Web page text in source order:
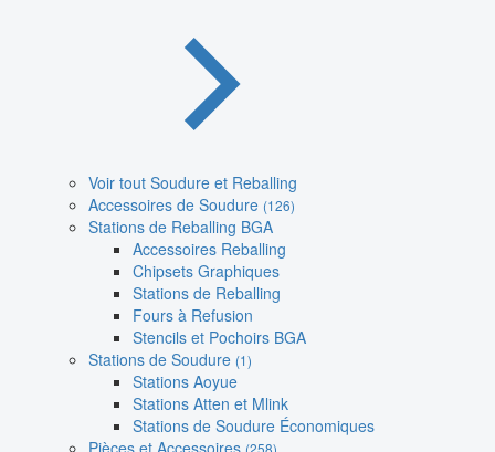
Voir tout Soudure et Reballing
Accessoires de Soudure (126)
Stations de Reballing BGA
Accessoires Reballing
Chipsets Graphiques
Stations de Reballing
Fours à Refusion
Stencils et Pochoirs BGA
Stations de Soudure (1)
Stations Aoyue
Stations Atten et Mlink
Stations de Soudure Économiques
Pièces et Accessoires (258)